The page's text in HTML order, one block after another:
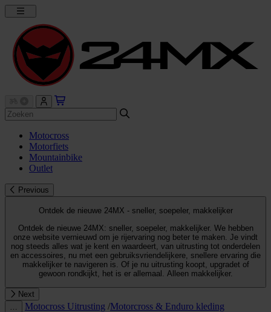
Motocross
Motorfiets
Mountainbike
Outlet
Previous
Ontdek de nieuwe 24MX - sneller, soepeler, makkelijker
Ontdek de nieuwe 24MX: sneller, soepeler, makkelijker. We hebben
onze website vernieuwd om je rijervaring nog beter te maken. Je vindt
nog steeds alles wat je kent en waardeert, van uitrusting tot onderdelen
en accessoires, nu met een gebruiksvriendelijkere, snellere ervaring die
makkelijker te navigeren is. Of je nu uitrusting koopt, upgradet of
gewoon rondkijkt, het is er allemaal. Alleen makkelijker.
Next
Motocross Uitrusting /Motorcross & Enduro kleding